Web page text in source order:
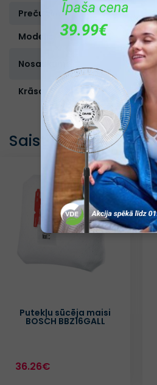
Preču zīme:
Modelis:
Nosaukums:
Krāsa:
Saistītās preces
Putekļu sūcēja maisi
BOSCH BBZ16GALL
36.26€